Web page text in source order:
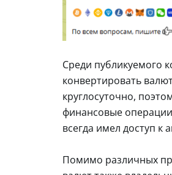
Среди публикуемого
конвертировать
круглосуточно,
финансовые
всегда имел доступ к
Помимо различных